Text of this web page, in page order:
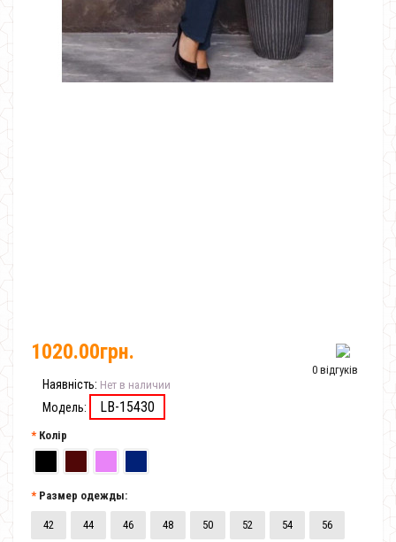
0 відгуків
1020.00грн.
Наявність: Нет в наличии
Модель: LB-15430
Колір
Размер одежды:
42 44 46 48 50 52 54 56